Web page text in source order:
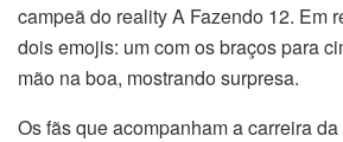
campeã do reality A Fazendo 12. Em
dois emojis: um com os braços para
mão na boa, mostrando surpresa.
Os fãs que acompanham a carreira